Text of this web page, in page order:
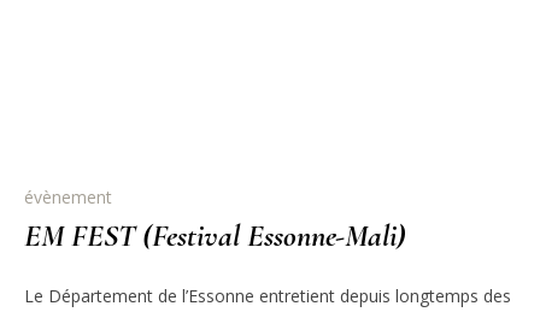
évènement
EM FEST (Festival Essonne-Mali)
Le Département de l’Essonne entretient depuis longtemps des